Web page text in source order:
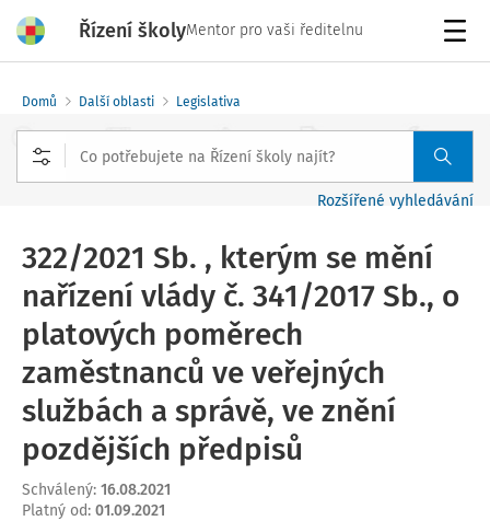
Řízení školyMentor pro vaši ředitelnu
Domů Další oblasti Legislativa
Rozšířené vyhledávání
322/2021 Sb. , kterým se mění
nařízení vlády č. 341/2017 Sb., o
platových poměrech
zaměstnanců ve veřejných
službách a správě, ve znění
pozdějších předpisů
Schválený: 16.08.2021
Platný od: 01.09.2021